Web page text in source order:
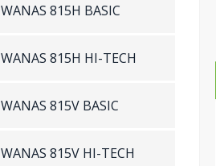
WANAS 815H BASIC
WANAS 815H HI-TECH
WANAS 815V BASIC
WANAS 815V HI-TECH